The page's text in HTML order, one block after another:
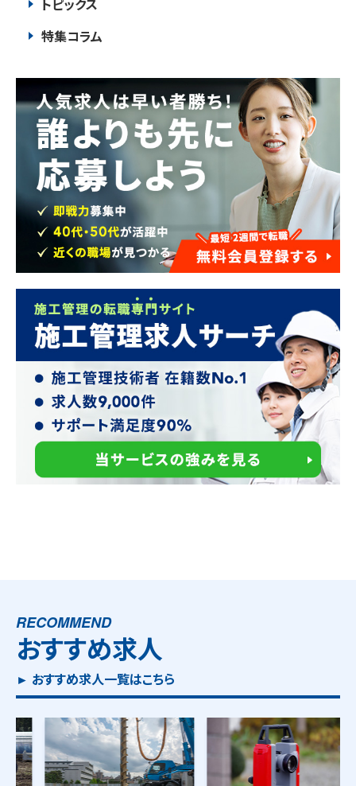
トピックス
特集コラム
RECOMMEND
おすすめ求人
► おすすめ求人一覧はこちら